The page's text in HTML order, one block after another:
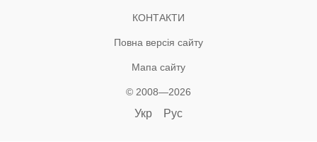
КОНТАКТИ
Повна версія сайту
Мапа сайту
© 2008—2026
Укр Рус